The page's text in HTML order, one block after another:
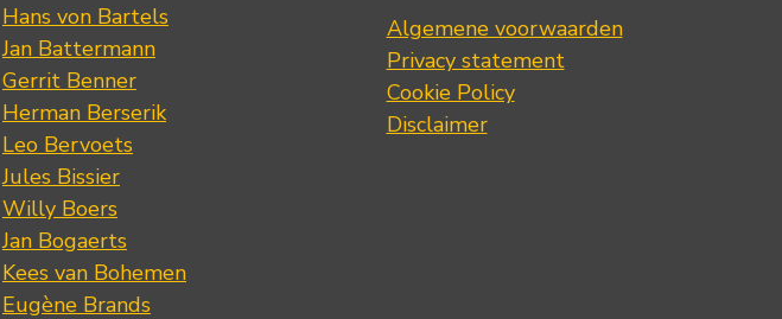
Hans von Bartels
Jan Battermann
Gerrit Benner
Herman Berserik
Leo Bervoets
Jules Bissier
Willy Boers
Jan Bogaerts
Kees van Bohemen
Eugène Brands
Algemene voorwaarden
Privacy statement
Cookie Policy
Disclaimer